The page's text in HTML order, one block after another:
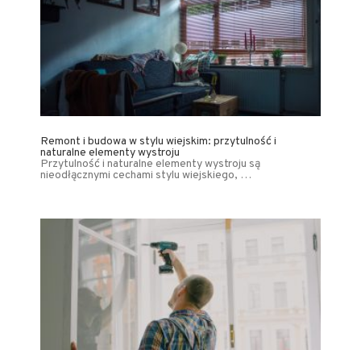
Remont i budowa w stylu wiejskim: przytulność i
naturalne elementy wystroju
Przytulność i naturalne elementy wystroju są
nieodłącznymi cechami stylu wiejskiego, …